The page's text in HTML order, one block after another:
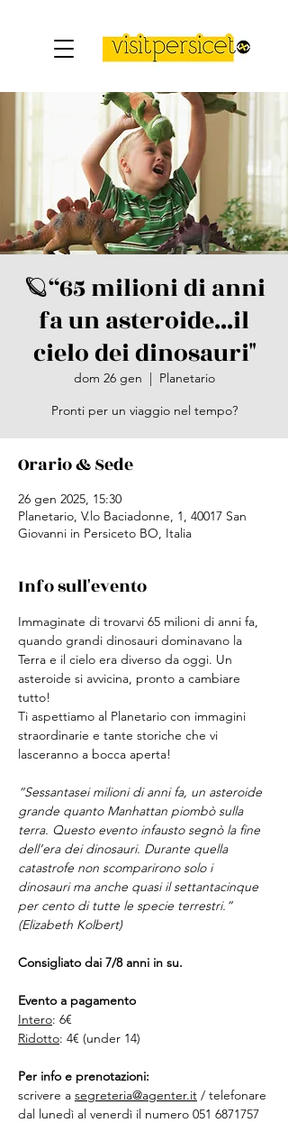
🪐“65 milioni di anni
fa un asteroide...il
cielo dei dinosauri"
dom 26 gen
  |
Planetario
Pronti per un viaggio nel tempo?
Orario & Sede
26 gen 2025, 15:30
Planetario, V.lo Baciadonne, 1, 40017 San
Giovanni in Persiceto BO, Italia
Info sull'evento
Immaginate di trovarvi 65 milioni di anni fa,
quando grandi dinosauri dominavano la
Terra e il cielo era diverso da oggi. Un
asteroide si avvicina, pronto a cambiare
tutto!
Ti aspettiamo al Planetario con immagini
straordinarie e tante storiche che vi
lasceranno a bocca aperta!
“Sessantasei milioni di anni fa, un asteroide
grande quanto Manhattan piombò sulla
terra. Questo evento infausto segnò la fine
dell’era dei dinosauri. Durante quella
catastrofe non scomparirono solo i
dinosauri ma anche quasi il settantacinque
per cento di tutte le specie terrestri.”
(Elizabeth Kolbert)
Consigliato dai 7/8 anni in su.
Evento a pagamento
Intero: 6€
Ridotto: 4€ (under 14)
Per info e prenotazioni:
scrivere a segreteria@agenter.it / telefonare
dal lunedì al venerdì il numero 051 6871757